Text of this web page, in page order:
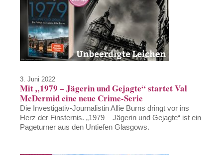
3. Juni 2022
Mit „1979 – Jägerin und Gejagte“ startet Val
McDermid eine neue Crime-Serie
Die Investigativ-Journalistin Allie Burns dringt vor ins
Herz der Finsternis. „1979 – Jägerin und Gejagte“ ist ein
Pageturner aus den Untiefen Glasgows.